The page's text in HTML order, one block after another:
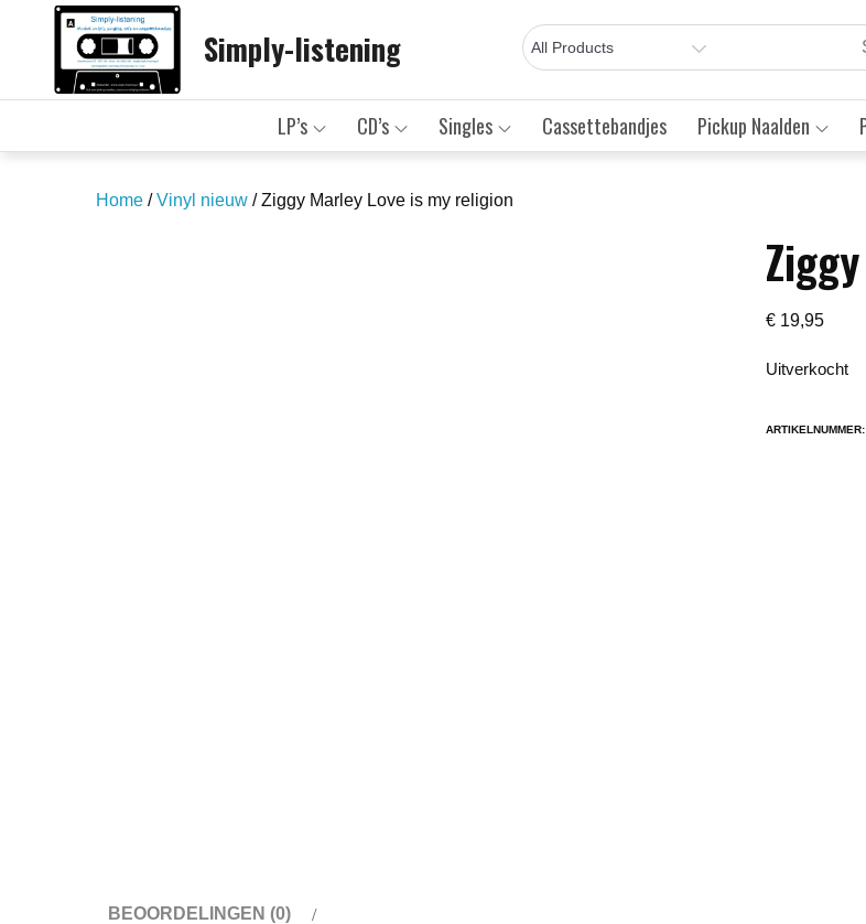
Simply-listening
LP’s CD’s Singles Cassettebandjes Pickup Naalden
Home /Vinyl nieuw / Ziggy Marley Love is my religion
€ 19,95
Uitverkocht
BEOORDELINGEN (0)